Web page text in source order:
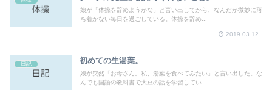
娘が「体操を辞めようかな」と言い出してから、なんだか微妙に落
ち着かない毎日を過ごしている。体操を辞め...
2019.03.12
日記 初めての生湯葉。
娘が突然「お母さん。私、湯葉を食べてみたい」と言い出した。な
んでも国語の教科書で大豆の話を学習してい...